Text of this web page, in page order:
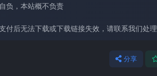
负，本站概不负责
付后无法下载或下载链接失效，请联系我们处理
分享